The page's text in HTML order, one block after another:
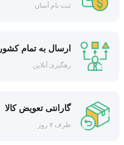
ثبت نام آسان
ارسال به تمام کشور
رهگیری آنلاین
گارانتی تعویض کالا
ظرف ۷ روز